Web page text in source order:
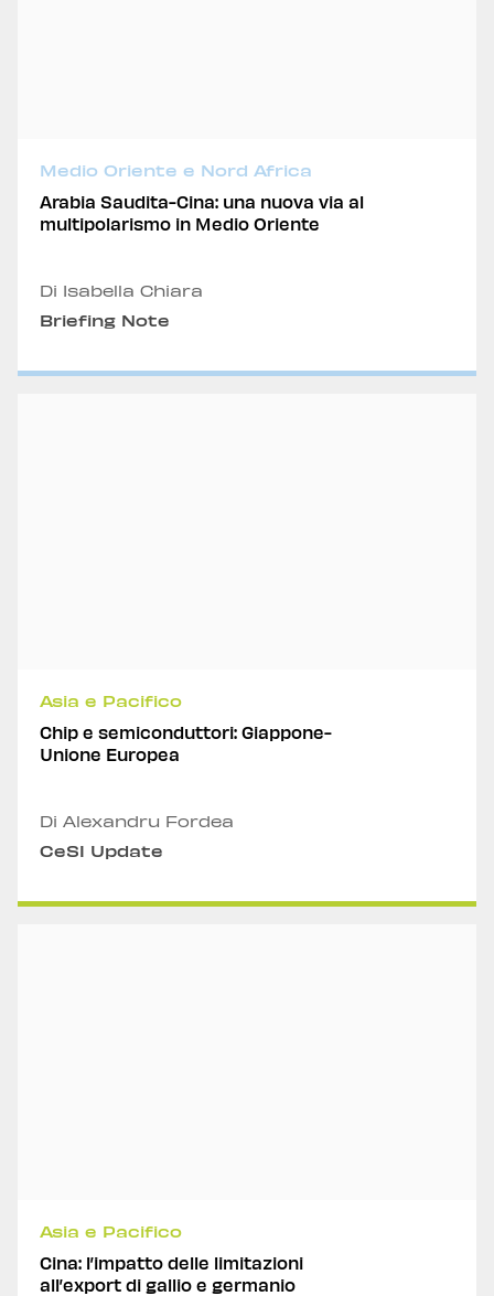
Medio Oriente e Nord Africa
Arabia Saudita-Cina: una nuova via al
multipolarismo in Medio Oriente
Di Isabella Chiara
Briefing Note
Asia e Pacifico
Chip e semiconduttori: Giappone-
Unione Europea
Di Alexandru Fordea
CeSI Update
Asia e Pacifico
Cina: l’impatto delle limitazioni
all’export di gallio e germanio